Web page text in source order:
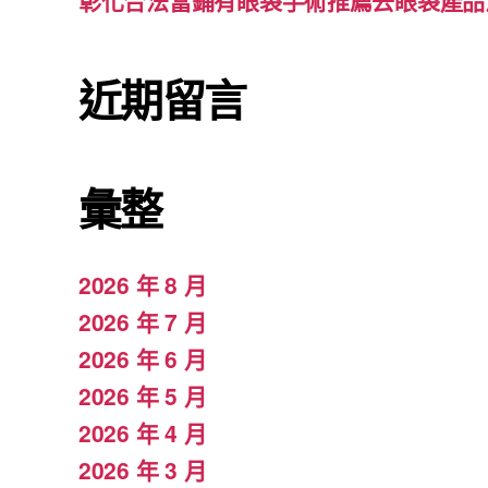
近期留言
彙整
2026 年 8 月
2026 年 7 月
2026 年 6 月
2026 年 5 月
2026 年 4 月
2026 年 3 月